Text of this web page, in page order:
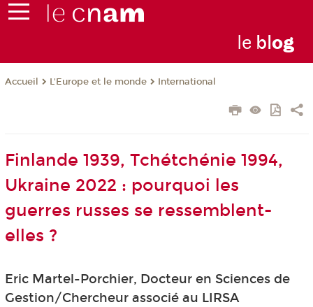
le blog
Accueil L'Europe et le monde International
Finlande 1939, Tchétchénie 1994,
Ukraine 2022 : pourquoi les
guerres russes se ressemblent-
elles ?
Eric Martel-Porchier, Docteur en Sciences de
Gestion/Chercheur associé au LIRSA